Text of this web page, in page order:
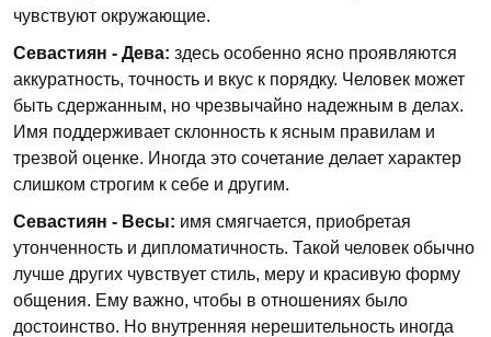
чувствуют окружающие.
Севастиян - Дева: здесь особенно ясно проявляются
аккуратность, точность и вкус к порядку. Человек может
быть сдержанным, но чрезвычайно надежным в делах.
Имя поддерживает склонность к ясным правилам и
трезвой оценке. Иногда это сочетание делает характер
слишком строгим к себе и другим.
Севастиян - Весы: имя смягчается, приобретая
утонченность и дипломатичность. Такой человек обычно
лучше других чувствует стиль, меру и красивую форму
общения. Ему важно, чтобы в отношениях было
достоинство. Но внутренняя нерешительность иногда